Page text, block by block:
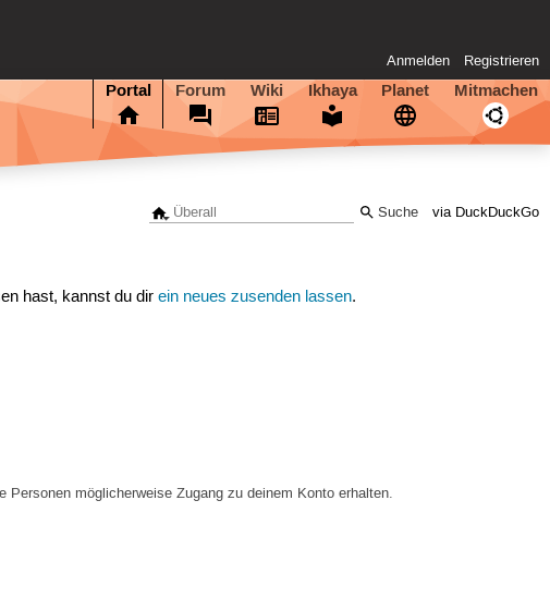
Anmelden Registrieren
Portal Forum Wiki Ikhaya Planet Mitmachen
via DuckDuckGo
hast, kannst du direin neues zusenden lassen.
möglicherweise Zugang zu deinem Konto erhalten.